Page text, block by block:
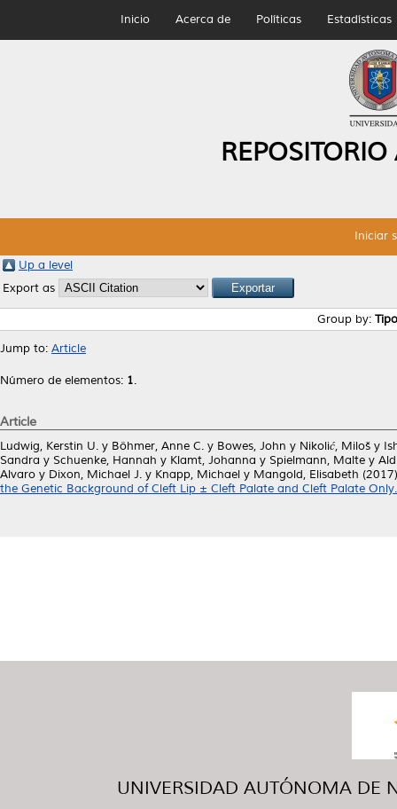
Inicio Acerca de Políticas Estadísticas
Iniciar
Up a level
Export as
Group by:
Jump to: Article
Número de elementos: 1.
Article
Ludwig, Kerstin U. y Böhmer, Anne C. y Bowes, John y Nikolić, Miloš y
Sandra y Schuenke, Hannah y Klamt, Johanna y Spielmann, Malte y
Alvaro y Dixon, Michael J. y Knapp, Michael y Mangold, Elisabeth
the Genetic Background of Cleft Lip ± Cleft Palate and Cleft Palate Only.
UNIVERSIDAD AUTÓNOMA DE